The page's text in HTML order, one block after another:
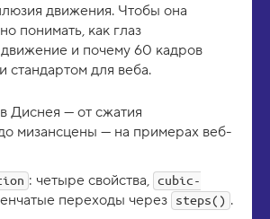
движения. Чтобы она
понимать, как глаз
и почему 60 кадров
стандартом для веба.
Диснея — от сжатия
мизансцены — на примерах веб-
: четыре свойства, cubic-
переходы через steps() .